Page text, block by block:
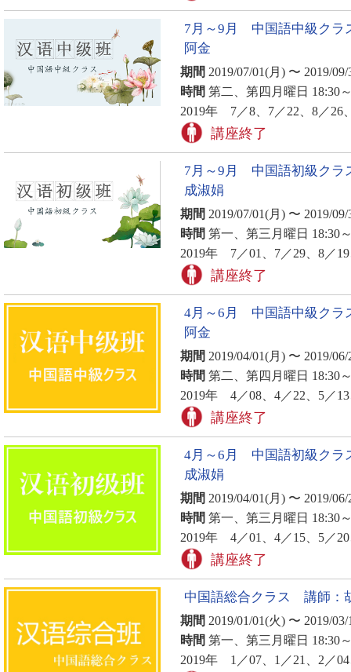
7月～9月 中国語中級ク
阿金
期間 2019/07/01(月) 〜 2019/
時間 第二、第四月曜日 18:30
2019年 7／8、7／22、8／26
講座終了
7月～9月 中国語初級ク
成淑娟
期間 2019/07/01(月) 〜 2019/
時間 第一、第三月曜日 18:30
2019年 7／01、7／29、8／19
講座終了
4月～6月 中国語中級ク
阿金
期間 2019/04/01(月) 〜 2019/
時間 第二、第四月曜日 18:30
2019年 4／08、4／22、5／
講座終了
4月～6月 中国語初級ク
成淑娟
期間 2019/04/01(月) 〜 2019/
時間 第一、第三月曜日 18:30
2019年 4／01、4／15、5／
講座終了
中国語総合クラス 講師：
期間 2019/01/01(火) 〜 2019/
時間 第一、第三月曜日 18:30
2019年 1／07、1／21、2／04